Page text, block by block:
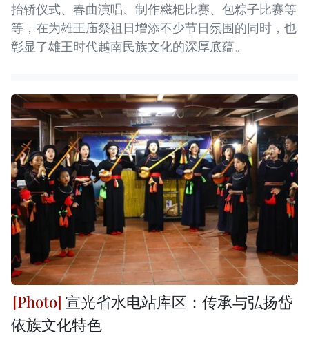
抬轿仪式、春曲演唱、制作糍粑比赛、包粽子比赛等
等，在为雄王庙祭祖日增添不少节日氛围的同时，也
彰显了雄王时代越南民族文化的深厚底蕴。
宣光省水电站库区：传承与弘扬岱
依族文化特色